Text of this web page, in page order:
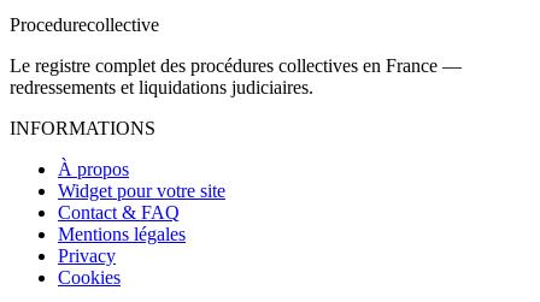
Procedurecollective
Le registre complet des procédures collectives en France —
redressements et liquidations judiciaires.
INFORMATIONS
À propos
Widget pour votre site
Contact & FAQ
Mentions légales
Privacy
Cookies